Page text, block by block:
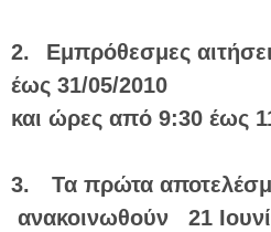
2.
Εμπρόθεσμες
έως 31/05/2010
και ώρες από 9:30 έως
3.
Τα πρώτα
ανακοινωθούν 21